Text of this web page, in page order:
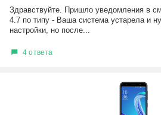
Здравствуйте. Пришло уведомления в
4.7 по типу - Ваша система устарела и
настройки, но после...
4 ответа